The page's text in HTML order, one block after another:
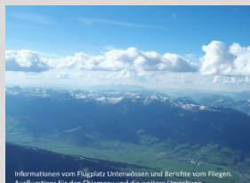
Zum
springen